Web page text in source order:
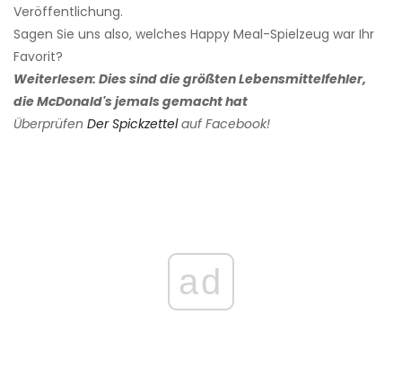
Veröffentlichung.
Sagen Sie uns also, welches Happy Meal-Spielzeug war Ihr
Favorit?
Weiterlesen: Dies sind die größten Lebensmittelfehler,
die McDonald's jemals gemacht hat
Überprüfen Der Spickzettelauf Facebook!
ad